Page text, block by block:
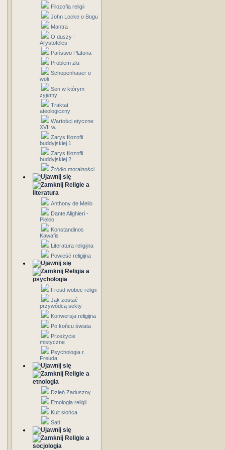
Filozofia religii
John Locke o Bogu
Mantra
O duszy -
Arystoteles
Państwo Platona
Problem zła
Schopenhauer o
woli
Sen w którym
żyjemy
Traktat
ateologiczny
Wartości etyczne
XVII w.
Zarys filozofii
buddyjskiej 1
Zarys filozofii
buddyjskiej 2
Źródło moralności
Religie a
literatura
Anthony de Mello
Dante Alighieri -
Piekło
Konstandinos
Kawafis
Literatura religijna
Powieść religijna
Religia a
psychologia
Freud wobec religii
Jak zostać
przywódcą sekty
Konwersja religijna
Po końcu świata
Przeżycie
mistyczne
Psychologia r.
Freuda
Religie a
etnologia
Dzień Zaduszny
Etnologia religii
Kult słońca
Sati
Religie a
socjologia